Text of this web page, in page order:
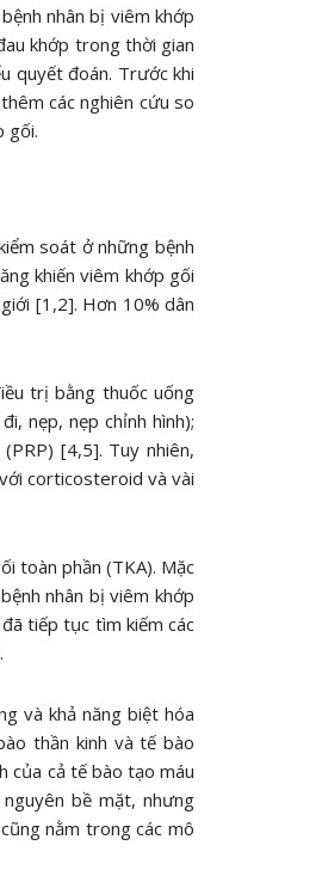
nhân bị viêm khớp
khớp trong thời gian
quyết đoán. Trước khi
các nghiên cứu so
gối.
soát ở những bệnh
khiến viêm khớp gối
[1,2]. Hơn 10% dân
trị bằng thuốc uống
nẹp, nẹp chỉnh hình);
[4,5]. Tuy nhiên,
corticosteroid và vài
toàn phần (TKA). Mặc
nhân bị viêm khớp
tiếp tục tìm kiếm các
và khả năng biệt hóa
thần kinh và tế bào
của cả tế bào tạo máu
bề mặt, nhưng
nằm trong các mô